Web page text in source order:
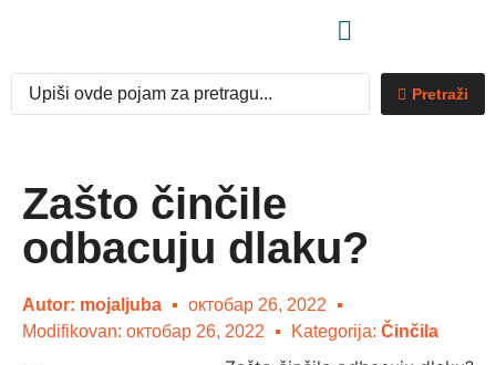
Pretraži
Zašto činčile
odbacuju dlaku?
Autor: mojaljuba
октобар 26, 2022
Modifikovan: октобар 26, 2022
Kategorija: Činčila